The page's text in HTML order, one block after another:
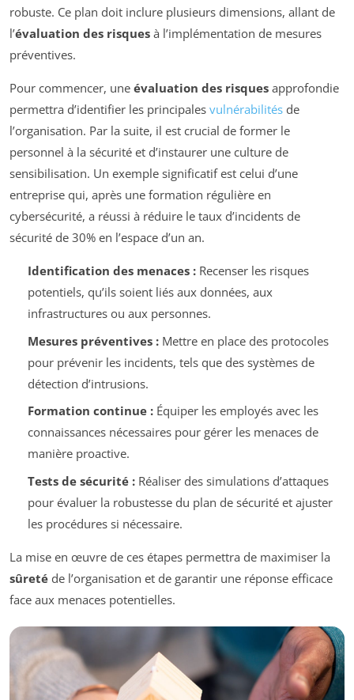
robuste. Ce plan doit inclure plusieurs dimensions, allant de
l’évaluation des risques à l’implémentation de mesures
préventives.
Pour commencer, une évaluation des risques approfondie
permettra d’identifier les principales vulnérabilités de
l’organisation. Par la suite, il est crucial de former le
personnel à la sécurité et d’instaurer une culture de
sensibilisation. Un exemple significatif est celui d’une
entreprise qui, après une formation régulière en
cybersécurité, a réussi à réduire le taux d’incidents de
sécurité de 30% en l’espace d’un an.
Identification des menaces :Recenser les risques
potentiels, qu’ils soient liés aux données, aux
infrastructures ou aux personnes.
Mesures préventives :Mettre en place des protocoles
pour prévenir les incidents, tels que des systèmes de
détection d’intrusions.
Formation continue :Équiper les employés avec les
connaissances nécessaires pour gérer les menaces de
manière proactive.
Tests de sécurité :Réaliser des simulations d’attaques
pour évaluer la robustesse du plan de sécurité et ajuster
les procédures si nécessaire.
La mise en œuvre de ces étapes permettra de maximiser la
sûreté de l’organisation et de garantir une réponse efficace
face aux menaces potentielles.